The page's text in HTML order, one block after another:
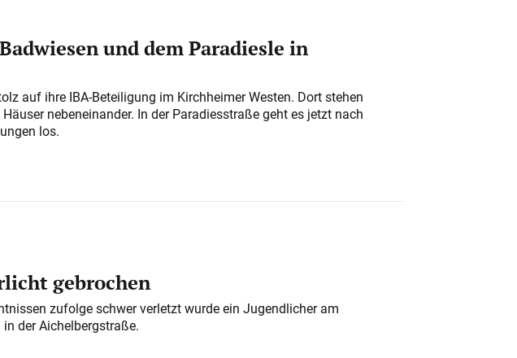
und dem Paradiesle in
auf ihre IBA-Beteiligung im Kirchheimer Westen. Dort stehen
nebeneinander. In der Paradiesstraße geht es jetzt nach
los.
gebrochen
zufolge schwer verletzt wurde ein Jugendlicher am
der Aichelbergstraße.